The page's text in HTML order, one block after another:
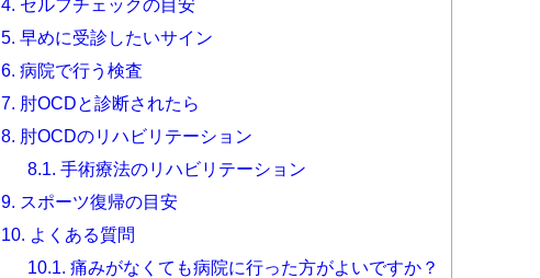
4. セルフチェックの目安
5. 早めに受診したいサイン
6. 病院で行う検査
7.
肘OCDと診断されたら
8.
肘OCDのリハビリテーション
8.1.
手術療法のリハビリテーション
9.
スポーツ復帰の目安
10.
よくある質問
10.1.
痛みがなくても病院に行った方がよいですか？